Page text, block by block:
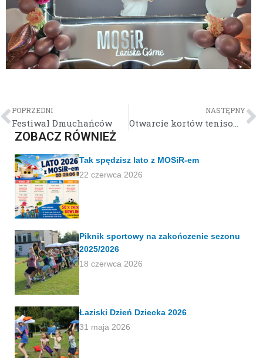
POPRZEDNI
Festiwal Dmuchańców
NASTĘPNY
ZOBACZ RÓWNIEŻ
Tak spędzisz lato z MOSiR-em
22 czerwca 2026
Piknik sportowy na zakończenie sezonu
2025/2026
18 czerwca 2026
Łaziski Dzień Dziecka 2026
31 maja 2026